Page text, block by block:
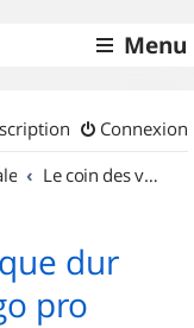
Menu
Connexion
Le coin des vidéastes
dur
pro